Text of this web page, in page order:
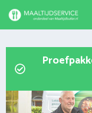
Spring
naar